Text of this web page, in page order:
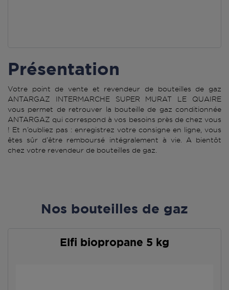
Présentation
Votre point de vente et revendeur de bouteilles de gaz
ANTARGAZ INTERMARCHE SUPER MURAT LE QUAIRE
vous permet de retrouver la bouteille de gaz conditionnée
ANTARGAZ qui correspond à vos besoins près de chez vous
! Et n’oubliez pas : enregistrez votre consigne en ligne, vous
êtes sûr d’être remboursé intégralement à vie. A bientôt
chez votre revendeur de bouteilles de gaz.
Nos bouteilles de gaz
Elfi biopropane 5 kg